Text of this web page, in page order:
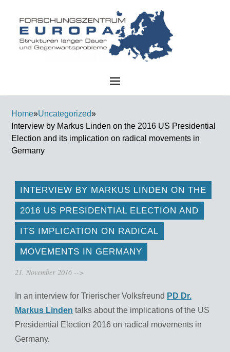
Home»Uncategorized»
Interview by Markus Linden on the 2016 US Presidential
Election and its implication on radical movements in
Germany
INTERVIEW BY MARKUS LINDEN ON THE
2016 US PRESIDENTIAL ELECTION AND
ITS IMPLICATION ON RADICAL
MOVEMENTS IN GERMANY
21. November 2016 -->
In an interview for Trierischer Volksfreund PD Dr.
Markus Linden talks about the implications of the US
Presidential Election 2016 on radical movements in
Germany.